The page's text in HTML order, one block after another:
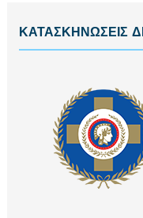
ΚΑΤΑΣΚΗΝΩΣΕΙΣ